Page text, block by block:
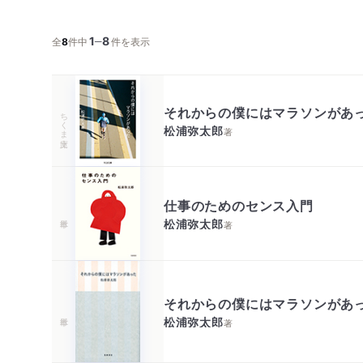
全8件中1─8件を表示
ちくま文庫 それからの僕にはマラソンがあ
松浦弥太郎著
仕事のためのセンス入門
松浦弥太郎著
それからの僕にはマラソンがあ
松浦弥太郎著